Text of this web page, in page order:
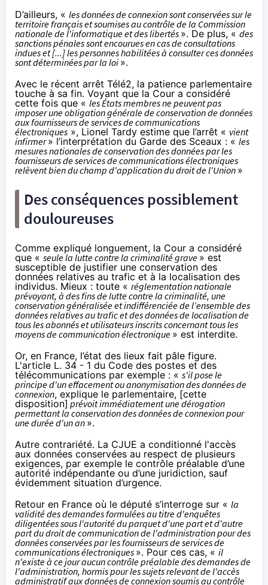
D’ailleurs, « les données de connexion sont conservées sur le
territoire français et soumises au contrôle de la Commission
nationale de l'informatique et des libertés ». De plus, « des
sanctions pénales sont encourues en cas de consultations
indues et [...] les personnes habilitées à consulter ces données
sont déterminées par la loi ».
Avec le récent arrêt Télé2, la patience parlementaire
touche à sa fin. Voyant que la Cour a considéré
cette fois que « les États membres ne peuvent pas
imposer une obligation générale de conservation de données
aux fournisseurs de services de communications
électroniques », Lionel Tardy estime que l’arrêt « vient
infirmer» l’interprétation du Garde des Sceaux : « les
mesures nationales de conservation des données par les
fournisseurs de services de communications électroniques
relèvent bien du champ d'application du droit de l'Union »
Des conséquences possiblement
douloureuses
Comme expliqué longuement, la Cour a considéré
que « seule la lutte contre la criminalité grave » est
susceptible de justifier une conservation des
données relatives au trafic et à la localisation des
individus. Mieux : toute « réglementation nationale
prévoyant, à des fins de lutte contre la criminalité, une
conservation généralisée et indifférenciée de l’ensemble des
données relatives au trafic et des données de localisation de
tous les abonnés et utilisateurs inscrits concernant tous les
moyens de communication électronique » est interdite.
Or, en France, l’état des lieux fait pâle figure.
L'article L. 34 - 1 du Code des postes et des
télécommunications par exemple : « s'il pose le
principe d'un effacement ou anonymisation des données de
connexion, explique le parlementaire, [cette
disposition] prévoit immédiatement une dérogation
permettant la conservation des données de connexion pour
une durée d'un an ».
Autre contrariété. La CJUE a conditionné l'accès
aux données conservées au respect de plusieurs
exigences, par exemple le contrôle préalable d’une
autorité indépendante ou d’une juridiction, sauf
évidemment situation d’urgence.
Retour en France où le député s’interroge sur « la
validité des demandes formulées au titre d'enquêtes
diligentées sous l'autorité du parquet d'une part et d'autre
part du droit de communication de l'administration pour des
données conservées par les fournisseurs de services de
communications électroniques ». Pour ces cas, « il
n'existe à ce jour aucun contrôle préalable des demandes de
l'administration, hormis pour les sujets relevant de l'accès
administratif aux données de connexion soumis au contrôle